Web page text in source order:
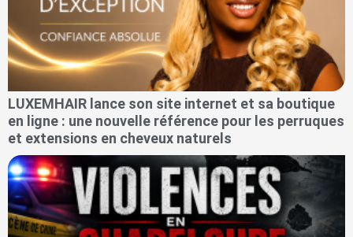
LUXEMHAIR lance son site internet et sa boutique
en ligne : une nouvelle référence pour les perruques
et extensions en cheveux naturels